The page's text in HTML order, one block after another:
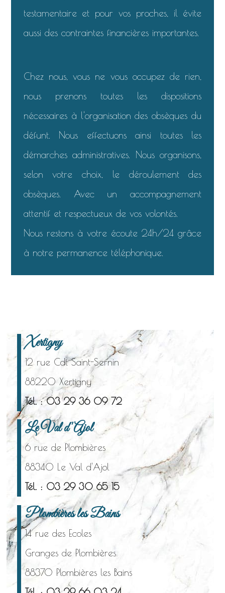
testamentaire et pour vos proches, il évite
aussi des contraintes financières importantes.
Chez nous, vous ne vous occupez de rien,
nous prenons toutes les dispositions
nécessaires à l'organisation des obsèques du
défunt. Nous effectuons ainsi toutes les
démarches administratives. Nous organisons,
selon votre choix, le déroulement des
obsèques. Avec un accompagnement
attentif et respectueux de vos volontés.
Nous restons à votre écoute 24h/24 grâce
à notre permanence téléphonique.
Xertigny
12 rue Cdt Saint-Sernin
88220 Xertigny
Tél. : 03 29 36 09 72
Le Val d'Ajol
6 rue de Plombières
88340 Le Val d'Ajol
Tél. : 03 29 30 65 15
Plombières les Bains
14 rue des Ecoles
Granges de Plombières
88370 Plombières les Bains